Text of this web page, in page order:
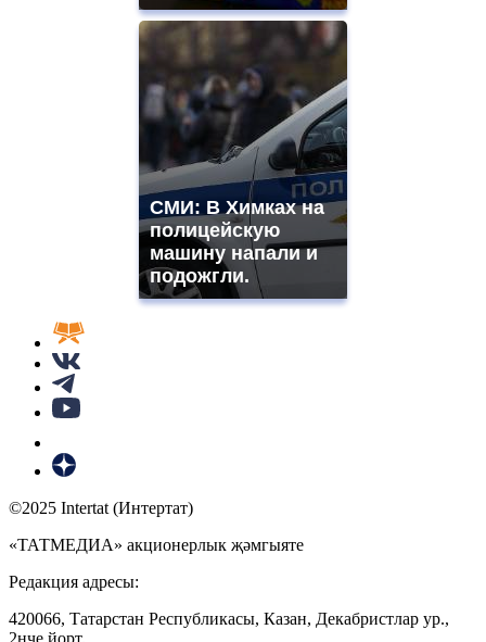
СМИ: В Химках на
полицейскую
машину напали и
подожгли.
©2025 Intertat (Интертат)
«ТАТМЕДИА» акционерлык җәмгыяте
Редакция адресы:
420066, Татарстан Республикасы, Казан, Декабристлар ур.,
2нче йорт.